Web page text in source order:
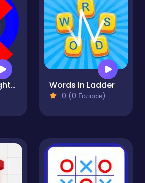
Ultimate Noughts & Crosses Words in Ladder
0 (0 Голосів)